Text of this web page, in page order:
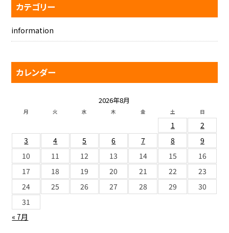
カテゴリー
information
カレンダー
2026年8月
月 火 水 木 金 土 日
« 7月
1
2
3
4 5 6 7 8
9
10
11 12 13 14 15
16
17
18 19 20 21 22
23
24
25 26 27 28 29
30
31